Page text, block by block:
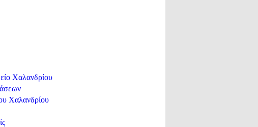
Χαλανδρίου
Χαλανδρίου